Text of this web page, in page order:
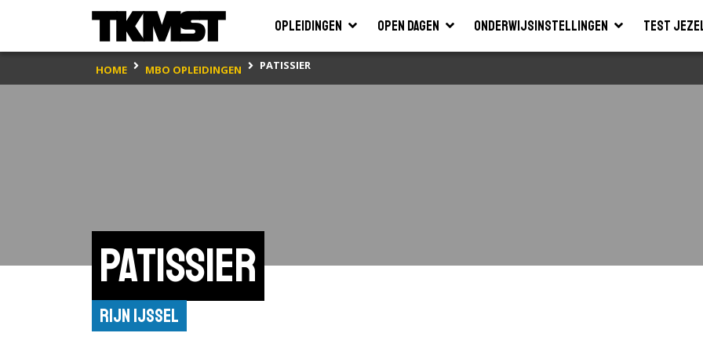
Opleidingen Open dagen Onderwijsinstellingen Test
HOME MBO OPLEIDINGEN PATISSIER
Patissier
Rijn IJssel